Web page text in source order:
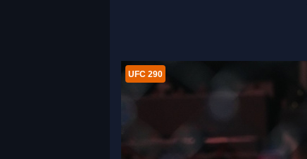
UFC 290